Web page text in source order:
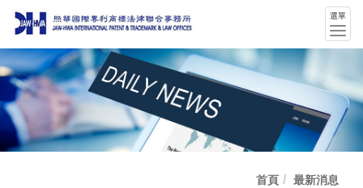
選
單
換
選單
首頁 最新消息